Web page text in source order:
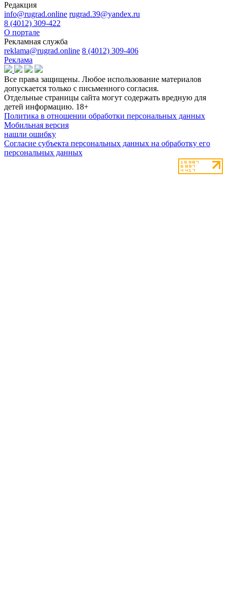
Редакция
info@rugrad.online rugrad.39@yandex.ru
8 (4012) 309-422
О портале
Рекламная служба
reklama@rugrad.online 8 (4012) 309-406
Реклама
Все права защищены. Любое использование материалов
допускается только с письменного согласия.
Отдельные страницы сайта могут содержать вредную для
детей информацию. 18+
Политика в отношении обработки персональных данных
Мобильная версия
нашли ошибку
Согласие субъекта персональных данных на обработку его
персональных данных